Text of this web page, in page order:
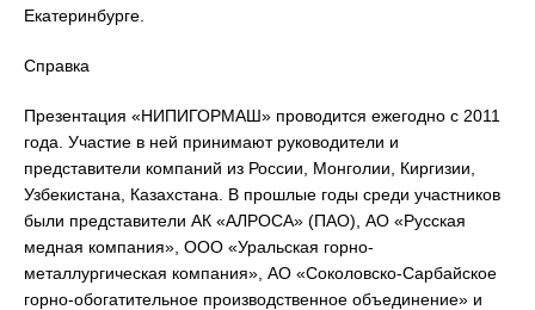
Екатеринбурге.
Справка
Презентация «НИПИГОРМАШ» проводится ежегодно с 2011
года. Участие в ней принимают руководители и
представители компаний из России, Монголии, Киргизии,
Узбекистана, Казахстана. В прошлые годы среди участников
были представители АК «АЛРОСА» (ПАО), АО «Русская
медная компания», ООО «Уральская горно-
металлургическая компания», АО «Соколовско-Сарбайское
горно-обогатительное производственное объединение» и